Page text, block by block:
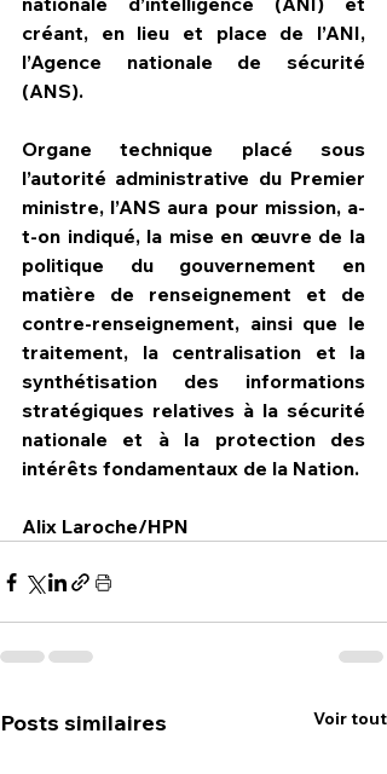
créant, en lieu et place de l’ANI,
l’Agence nationale de sécurité
(ANS).
Organe technique placé sous
l’autorité administrative du Premier
ministre, l’ANS aura pour mission, a-
t-on indiqué, la mise en œuvre de la
politique du gouvernement en
matière de renseignement et de
contre-renseignement, ainsi que le
traitement, la centralisation et la
synthétisation des informations
stratégiques relatives à la sécurité
nationale et à la protection des
intérêts fondamentaux de la Nation.
Alix Laroche/HPN
Posts similaires Voir tout